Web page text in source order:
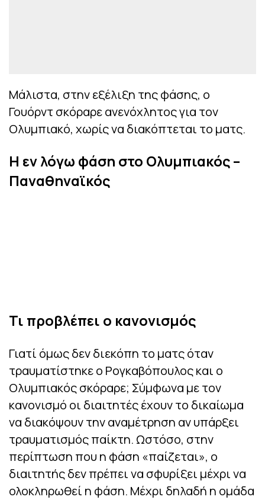
Μάλιστα, στην εξέλιξη της φάσης, ο
Γουόρντ σκόραρε ανενόχλητος για τον
Ολυμπιακό, χωρίς να διακόπτεται το ματς.
Η εν λόγω φάση στο Ολυμπιακός –
Παναθηναϊκός
Τι προβλέπει ο κανονισμός
Γιατί όμως δεν διεκόπη το ματς όταν
τραυματίστηκε ο Ρογκαβόπουλος και ο
Ολυμπιακός σκόραρε; Σύμφωνα με τον
κανονισμό οι διαιτητές έχουν το δικαίωμα
να διακόψουν την αναμέτρηση αν υπάρξει
τραυματισμός παίκτη. Ωστόσο, στην
περίπτωση που η φάση «παίζεται», ο
διαιτητής δεν πρέπει να σφυρίξει μέχρι να
ολοκληρωθεί η φάση. Μέχρι δηλαδή η ομάδα